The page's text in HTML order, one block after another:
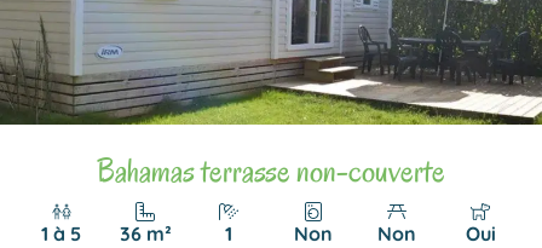
Bahamas terrasse non-couverte
1 à 5 36 m² 1 Non Non Oui